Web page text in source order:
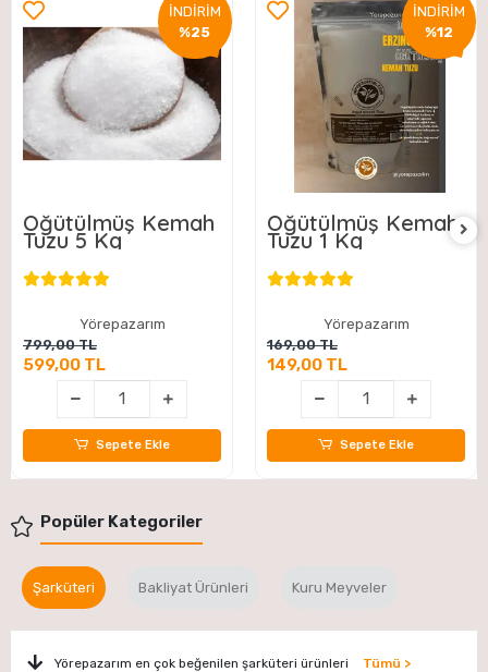
İNDİRİM
%25
Öğütülmüş Kemah
Tuzu 5 Kg
Yörepazarım
799,00 TL
599,00 TL
Sepete Ekle
İNDİRİM
%12
Öğütülmüş Kemah
Tuzu 1 Kg
Yörepazarım
169,00 TL
149,00 TL
Sepete Ekle
Popüler Kategoriler
Şarküteri Bakliyat Ürünleri Kuru Meyveler
Yörepazarım en çok beğenilen şarküteri ürünleri Tümü >